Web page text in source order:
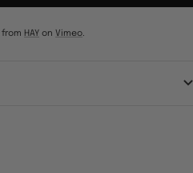
from HAY on Vimeo.